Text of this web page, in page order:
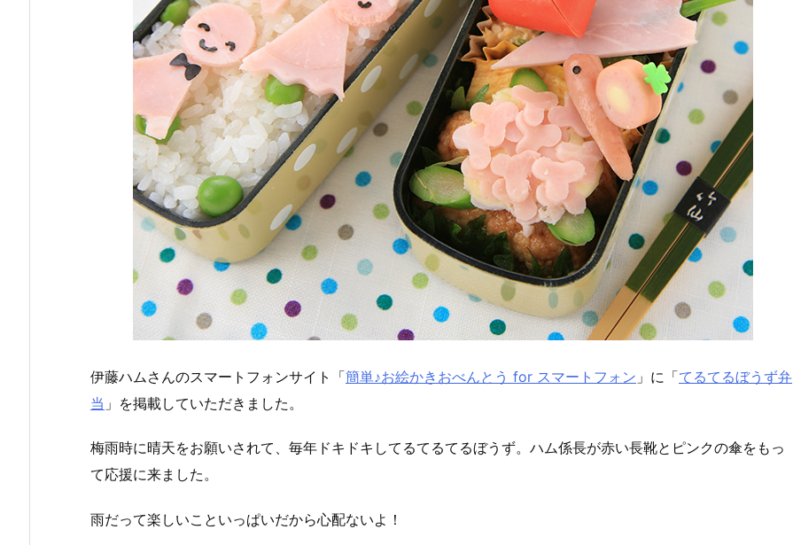
伊藤ハムさんのスマートフォンサイト「簡単♪お絵かきおべんとう for スマートフォン 」に「てるてるぼうず弁
当 」を掲載していただきました。
梅雨時に晴天をお願いされて、毎年ドキドキしてるてるてるぼうず。ハム係長が赤い長靴とピンクの傘をもっ
て応援に来ました。
雨だって楽しいこといっぱいだから心配ないよ！